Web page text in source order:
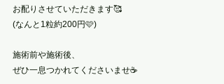
お配りさせていただきます🥰
(なんと1粒約200円🩷)
施術前や施術後、
ぜひ一息つかれてくださいませ☕️